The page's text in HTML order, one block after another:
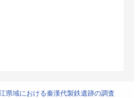
県域における秦漢代製鉄遺跡の調査